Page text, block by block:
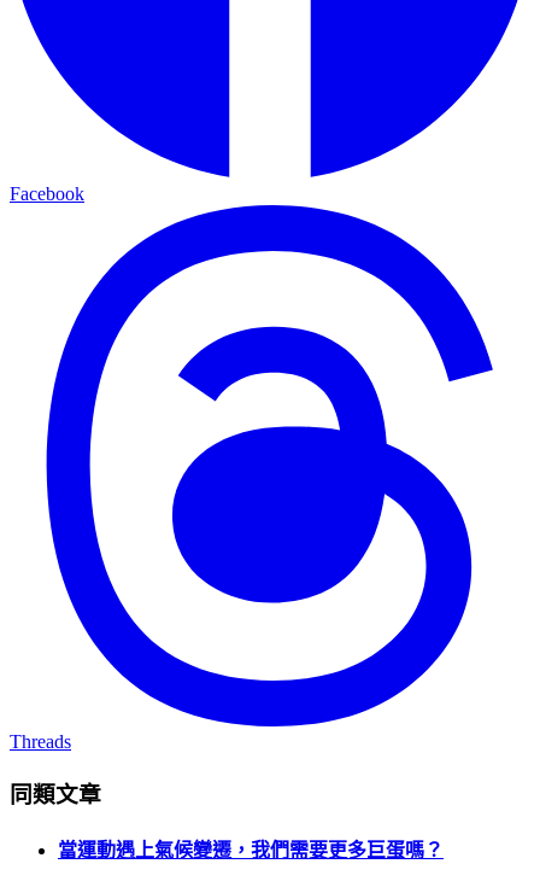
Facebook
Threads
同類文章
當運動遇上氣候變遷，我們需要更多巨蛋嗎？